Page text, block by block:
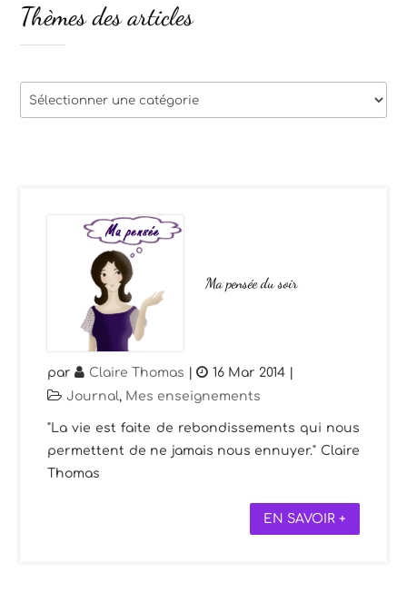
Ma pensée du soir
par Claire Thomas | 16 Mar 2014 |
Journal, Mes enseignements
"La vie est faite de rebondissements qui nous
permettent de ne jamais nous ennuyer." Claire
Thomas
EN SAVOIR +
Thèmes des articles
Thèmes
des